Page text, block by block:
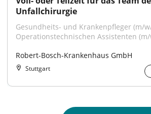
Unfallchirurgie
Gesundheits- und Krankenpfleger (m/
Operationstechnischen Assistenten
Robert-Bosch-Krankenhaus GmbH
Stuttgart